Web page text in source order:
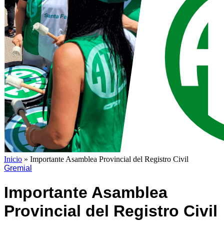
Inicio » Importante Asamblea Provincial del Registro Civil
Gremial
Importante Asamblea
Provincial del Registro Civil